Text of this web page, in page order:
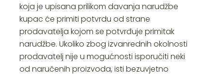
koja je upisana prilikom davanja narudžbe
kupac će primiti potvrdu od strane
prodavatelja kojom se potvrđuje primitak
narudžbe. Ukoliko zbog izvanrednih okolnosti
prodavatelj nije u mogućnosti isporučiti neki
od naručenih proizvoda, isti bezuvjetno